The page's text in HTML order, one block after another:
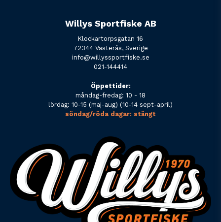
Willys Sportfiske AB
Klockartorpsgatan 16
72344 Västerås, Sverige
info@willyssportfiske.se
021-144414
Öppettider:
måndag-fredag: 10 - 18
lördag: 10-15 (maj-aug) (10-14 sept-april)
söndag/röda dagar: stängt